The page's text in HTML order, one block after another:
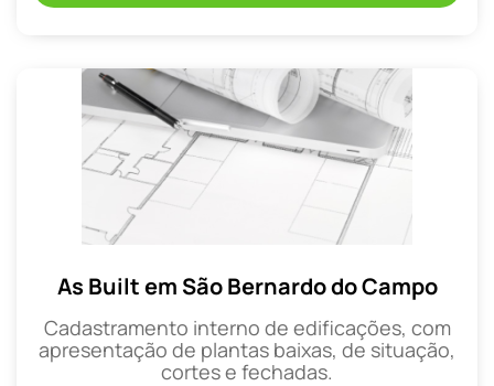
As Built em São Bernardo do Campo
Cadastramento interno de edificações, com
apresentação de plantas baixas, de situação,
cortes e fechadas.